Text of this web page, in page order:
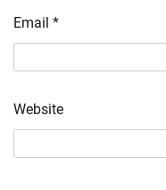
Email *
Website